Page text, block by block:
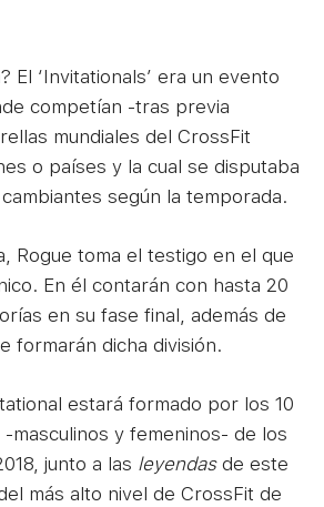
El ‘Invitationals’ era un evento
competían -tras previa
mundiales del CrossFit
o países y la cual se disputaba
según la temporada.
Rogue toma el testigo en el que
En él contarán con hasta 20
en su fase final, además de
formarán dicha división.
estará formado por los 10
masculinos y femeninos- de los
junto a las leyendasde este
más alto nivel de CrossFit de